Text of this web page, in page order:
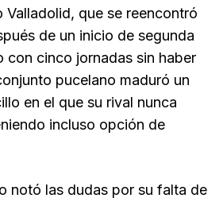
Valladolid, que se reencontró
de un inicio de segunda
con cinco jornadas sin haber
pucelano maduró un
en el que su rival nunca
incluso opción de
notó las dudas por su falta de